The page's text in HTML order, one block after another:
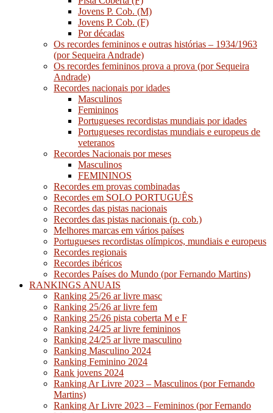
Jovens P. Cob. (M)
Jovens P. Cob. (F)
Por décadas
Os recordes femininos e outras histórias – 1934/1963
(por Sequeira Andrade)
Os recordes femininos prova a prova (por Sequeira
Andrade)
Recordes nacionais por idades
Masculinos
Femininos
Portugueses recordistas mundiais por idades
Portugueses recordistas mundiais e europeus de
veteranos
Recordes Nacionais por meses
Masculinos
FEMININOS
Recordes em provas combinadas
Recordes em SOLO PORTUGUÊS
Recordes das pistas nacionais
Recordes das pistas nacionais (p. cob.)
Melhores marcas em vários países
Portugueses recordistas olímpicos, mundiais e europeus
Recordes regionais
Recordes ibéricos
Recordes Países do Mundo (por Fernando Martins)
RANKINGS ANUAIS
Ranking 25/26 ar livre masc
Ranking 25/26 ar livre fem
Ranking 25/26 pista coberta M e F
Ranking 24/25 ar livre femininos
Ranking 24/25 ar livre masculino
Ranking Masculino 2024
Ranking Feminino 2024
Rank jovens 2024
Ranking Ar Livre 2023 – Masculinos (por Fernando
Martins)
Ranking Ar Livre 2023 – Femininos (por Fernando